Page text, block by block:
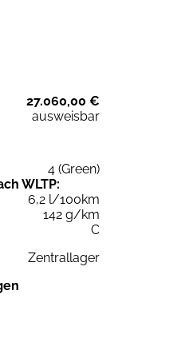
27.060,00 €
ausweisbar
4 (Green)
WLTP:
6,2 l/100km
142 g/km
C
Zentrallager